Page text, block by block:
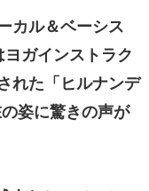
カル＆ベーシス
ヨガインストラク
れた「ヒルナンデ
姿に驚きの声が